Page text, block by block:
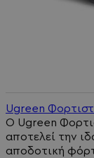
Ugreen
Ο Ugreen
αποτελεί την
αποδοτική